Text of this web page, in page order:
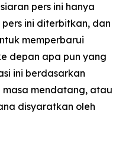
pers ini hanya
ini diterbitkan, dan
memperbarui
depan apa pun yang
ini berdasarkan
masa mendatang, atau
disyaratkan oleh